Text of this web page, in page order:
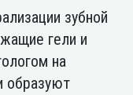
зубной
гели и
на
образуют